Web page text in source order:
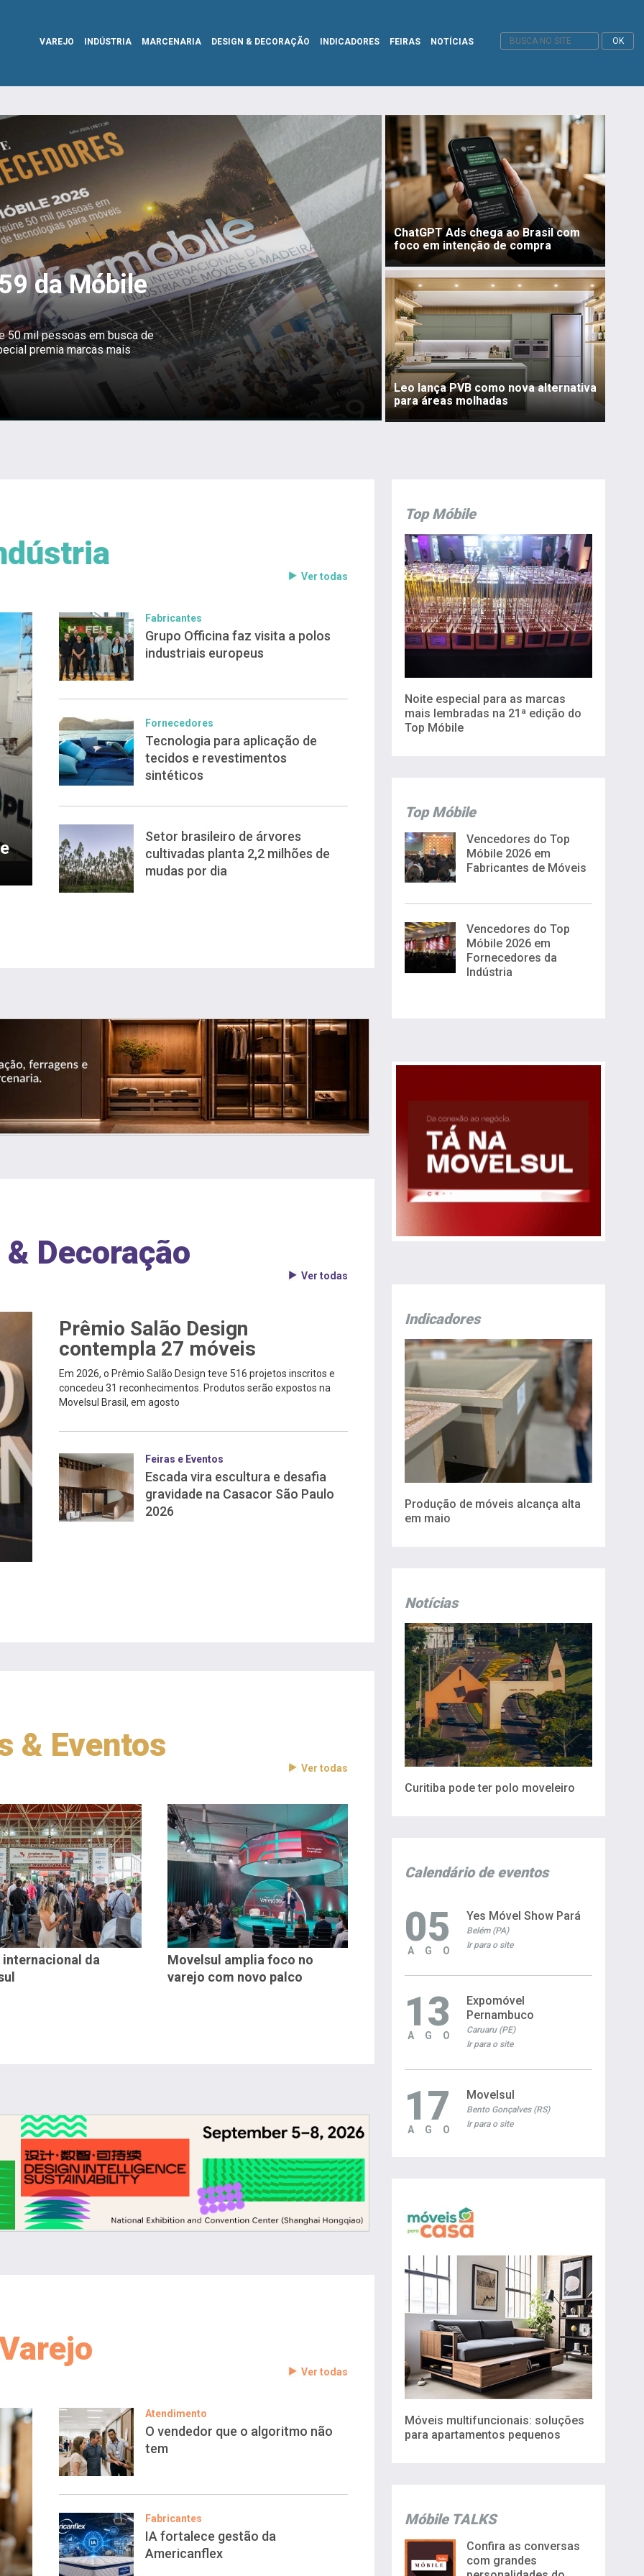
VAREJO INDÚSTRIA MARCENARIA DESIGN & DECORAÇÃO INDICADORES FEIRAS NOTÍCIAS
da Móbile
50 mil pessoas em busca de
premia marcas mais
ChatGPT Ads chega ao Brasil com
foco em intenção de compra
Leo lança PVB como nova alternativa
para áreas molhadas
Ver todas
Fabricantes
Grupo Officina faz visita a polos
industriais europeus
Fornecedores
Tecnologia para aplicação de
tecidos e revestimentos
sintéticos
Setor brasileiro de árvores
cultivadas planta 2,2 milhões de
mudas por dia
Decoração
Ver todas
Prêmio Salão Design
contempla 27 móveis
Em 2026, o Prêmio Salão Design teve 516 projetos inscritos e
concedeu 31 reconhecimentos. Produtos serão expostos na
Movelsul Brasil, em agosto
Feiras e Eventos
Escada vira escultura e desafia
gravidade na Casacor São Paulo
2026
& Eventos
Ver todas
internacional da
Movelsul amplia foco no
varejo com novo palco
Ver todas
Atendimento
O vendedor que o algoritmo não
tem
Fabricantes
IA fortalece gestão da
Americanflex
Top Móbile
Noite especial para as marcas
mais lembradas na 21ª edição do
Top Móbile
Top Móbile
Vencedores do Top
Móbile 2026 em
Fabricantes de Móveis
Vencedores do Top
Móbile 2026 em
Fornecedores da
Indústria
Indicadores
Produção de móveis alcança alta
em maio
Notícias
Curitiba pode ter polo moveleiro
Calendário de eventos
05
AGO
Yes Móvel Show Pará
Belém (PA)
Ir para o site
13
AGO
Expomóvel
Pernambuco
Caruaru (PE)
Ir para o site
17
AGO
Movelsul
Bento Gonçalves (RS)
Ir para o site
Móveis multifuncionais: soluções
para apartamentos pequenos
Móbile TALKS
Confira as conversas
com grandes